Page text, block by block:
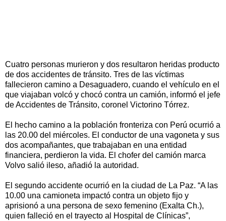
Cuatro personas murieron y dos resultaron heridas producto
de dos accidentes de tránsito. Tres de las víctimas
fallecieron camino a Desaguadero, cuando el vehículo en el
que viajaban volcó y chocó contra un camión, informó el jefe
de Accidentes de Tránsito, coronel Victorino Tórrez.
El hecho camino a la población fronteriza con Perú ocurrió a
las 20.00 del miércoles. El conductor de una vagoneta y sus
dos acompañantes, que trabajaban en una entidad
financiera, perdieron la vida. El chofer del camión marca
Volvo salió ileso, añadió la autoridad.
El segundo accidente ocurrió en la ciudad de La Paz. “A las
10.00 una camioneta impactó contra un objeto fijo y
aprisionó a una persona de sexo femenino (Exalta Ch.),
quien falleció en el trayecto al Hospital de Clínicas”,